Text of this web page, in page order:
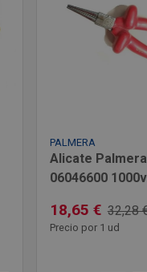
PALMERA
Alicate
06046600
18,65 € 32,28
Precio por 1 ud